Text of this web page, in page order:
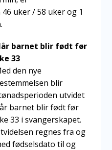
uker / 58 uker og 1
barnet blir født før
33
den nye
blir
utvidet
barnet blir født før
33 i svangerskapet.
regnes fra og
fødselsdato til og